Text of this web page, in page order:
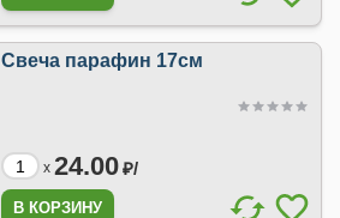
Свеча парафин 17см
x 24.00₽/